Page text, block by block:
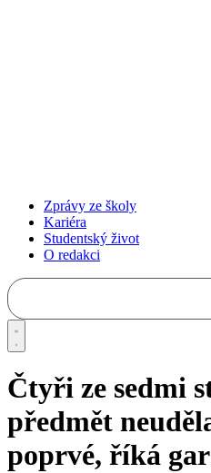
Zprávy ze školy
Kariéra
Studentský život
O redakci
Čtyři ze sedmi
předmět
poprvé, říká